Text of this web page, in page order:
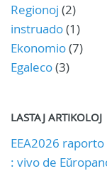
Regionoj (2)
instruado(1)
Ekonomio(7)
Egaleco(3)
LASTAJ ARTIKOLOJ
EEA2026
: vivo de